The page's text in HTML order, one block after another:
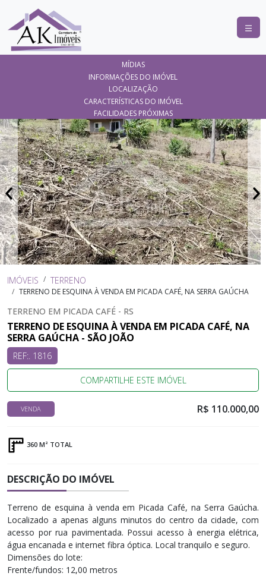
COMPRAR
LANÇAMENTOS
ANUNCIE
SEU
IMÓVEL
CONTATO
MÍDIAS
INFORMAÇÕES DO IMÓVEL
LOCALIZAÇÃO
CARACTERÍSTICAS DO IMÓVEL
FACILIDADES PRÓXIMAS
IMÓVEIS TERRENO
TERRENO DE ESQUINA À VENDA EM PICADA CAFÉ, NA SERRA GAÚCHA
TERRENO EM PICADA CAFÉ - RS
TERRENO DE ESQUINA À VENDA EM PICADA CAFÉ, NA
SERRA GAÚCHA - SÃO JOÃO
REF:. 1816
COMPARTILHE ESTE IMÓVEL
VENDA R$ 110.000,00
360 M² TOTAL
DESCRIÇÃO DO IMÓVEL
Terreno de esquina à venda em Picada Café, na Serra Gaúcha.
Localizado a apenas alguns minutos do centro da cidade, com
acesso por rua pavimentada. Possui acesso à energia elétrica,
água encanada e internet fibra óptica. Local tranquilo e seguro.
Dimensões do lote:
Frente/fundos: 12,00 metros